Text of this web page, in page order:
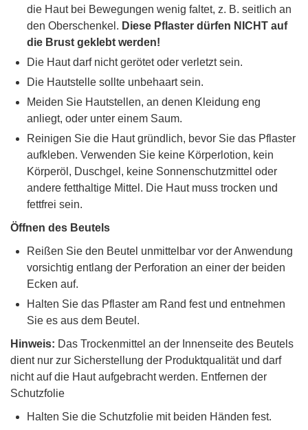
die Haut bei Bewegungen wenig faltet, z. B. seitlich an
den Oberschenkel. Diese Pflaster dürfen NICHT auf
die Brust geklebt werden!
Die Haut darf nicht gerötet oder verletzt sein.
Die Hautstelle sollte unbehaart sein.
Meiden Sie Hautstellen, an denen Kleidung eng
anliegt, oder unter einem Saum.
Reinigen Sie die Haut gründlich, bevor Sie das Pflaster
aufkleben. Verwenden Sie keine Körperlotion, kein
Körperöl, Duschgel, keine Sonnenschutzmittel oder
andere fetthaltige Mittel. Die Haut muss trocken und
fettfrei sein.
Öffnen des Beutels
Reißen Sie den Beutel unmittelbar vor der Anwendung
vorsichtig entlang der Perforation an einer der beiden
Ecken auf.
Halten Sie das Pflaster am Rand fest und entnehmen
Sie es aus dem Beutel.
Hinweis: Das Trockenmittel an der Innenseite des Beutels
dient nur zur Sicherstellung der Produktqualität und darf
nicht auf die Haut aufgebracht werden. Entfernen der
Schutzfolie
Halten Sie die Schutzfolie mit beiden Händen fest.